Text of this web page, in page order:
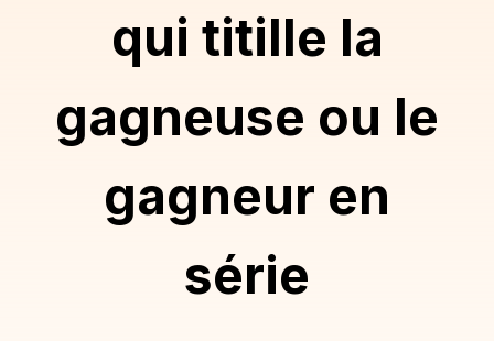
qui titille la
gagneuse ou le
gagneur en
série